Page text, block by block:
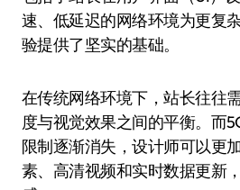
速、低延迟的网络环境为更复
验提供了坚实的基础。
在传统网络环境下，站长往往
度与视觉效果之间的平衡。而
限制逐渐消失，设计师可以更
素、高清视频和实时数据更新